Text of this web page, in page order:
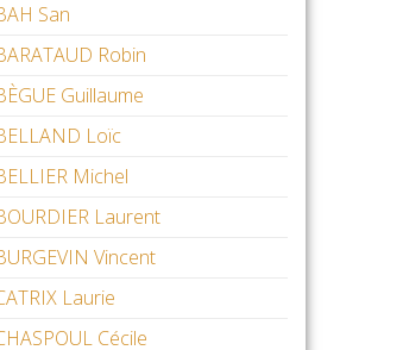
San
Robin
Guillaume
Loïc
Michel
Laurent
Vincent
Laurie
Cécile